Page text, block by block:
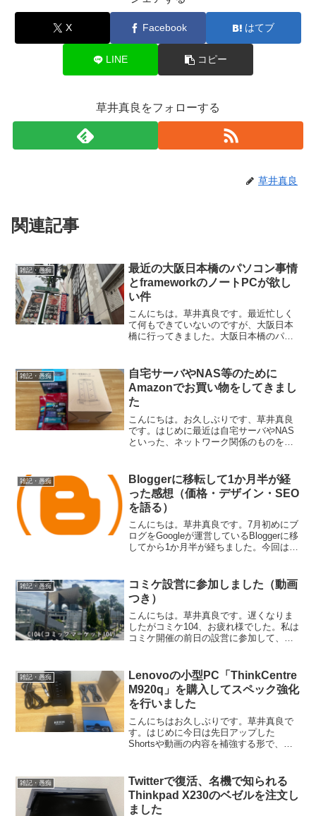
X Facebook はてブ
LINE コピー
草井真良をフォローする
草井真良
関連記事
雑記・愚痴
最近の大阪日本橋のパソコン事情
とframeworkのノートPCが欲し
い件
こんにちは。草井真良です。最近忙しく
て何もできていないのですが、大阪日本
橋に行ってきました。大阪日本橋のパソ
阪の最高気温に応じて値引きをするとい
うセールを行ったので、店...
雑記・愚痴
自宅サーバやNAS等のために
Amazonでお買い物をしてきまし
た
こんにちは。お久しぶりです、草井真良
です。はじめに最近は自宅サーバやNAS
といった、ネットワーク関係のものを
購入したものを紹介します。
(function(b,c,f,g...
雑記・愚痴
Bloggerに移転して1か月半が経
った感想（価格・デザイン・SEO
を語る）
こんにちは。草井真良です。7月初めにブ
ログをGoogleが運営しているBloggerに移
してから1か月半が経ちました。今回はそ
ね。私はWordPressからBlogge...
雑記・愚痴
コミケ設営に参加しました（動画
つき）
こんにちは。草井真良です。遅くなりま
したがコミケ104、お疲れ様でした。私は
コミケ開催の前日の設営に参加して、そ
としたShorts動画は撮れましたので是非
見てください。...
雑記・愚痴
Lenovoの小型PC「ThinkCentre
M920q」を購入してスペック強化
を行いました
こんにちはお久しぶりです。草井真良で
す。はじめに今日は先日アップした
Shortsや動画の内容を補強する形で、先
ックを増強するPCパーツを組み込んだと
いう話をし...
雑記・愚痴
Twitterで復活、名機で知られる
Thinkpad X230のベゼルを注文し
ました